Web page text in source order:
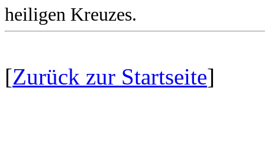
heiligen Kreuzes.
[Zurück zur Startseite]